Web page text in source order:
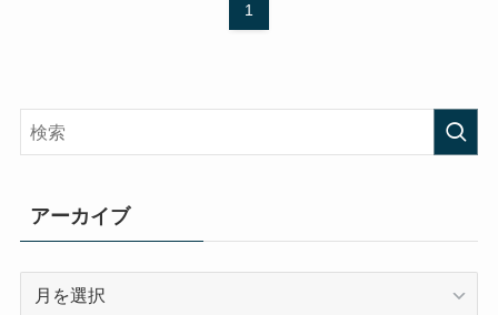
1
アーカイブ